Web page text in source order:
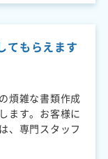
てもらえます
煩雑な書類作成
ます。お客様に
、専門スタッフ